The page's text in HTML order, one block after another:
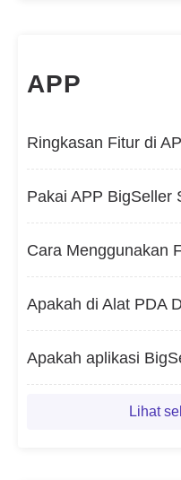
APP
Ringkasan Fitur di
Pakai APP BigSeller
Lihat